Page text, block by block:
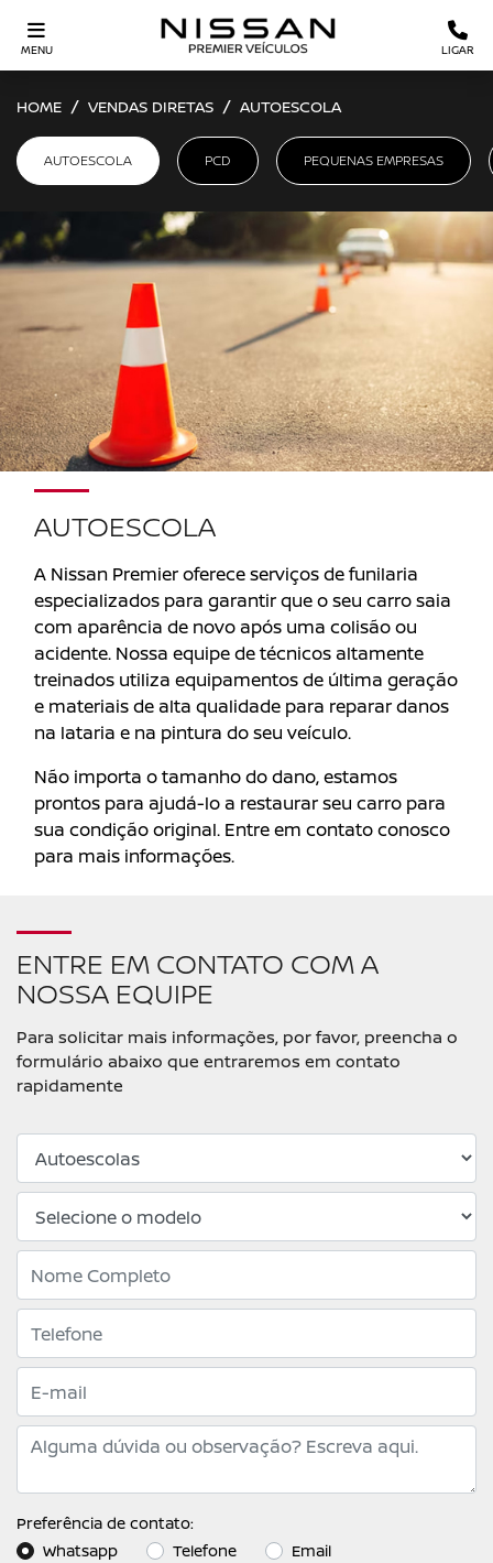
MENU LIGAR
HOME VENDAS DIRETAS AUTOESCOLA
PCD PEQUENAS EMPRESAS
AUTOESCOLA
AUTOESCOLA
A Nissan Premier oferece serviços de funilaria
especializados para garantir que o seu carro saia
com aparência de novo após uma colisão ou
acidente. Nossa equipe de técnicos altamente
treinados utiliza equipamentos de última geração
e materiais de alta qualidade para reparar danos
na lataria e na pintura do seu veículo.
Não importa o tamanho do dano, estamos
prontos para ajudá-lo a restaurar seu carro para
sua condição original. Entre em contato conosco
para mais informações.
ENTRE EM CONTATO COM A
NOSSA EQUIPE
Para solicitar mais informações, por favor, preencha o
formulário abaixo que entraremos em contato
rapidamente
Preferência de contato:
Whatsapp
Telefone Email